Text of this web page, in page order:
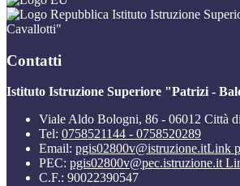
Istituto Istruzione
Cavallotti"
Contatti
Istituto Istruzione Superiore "Patrizi -
Viale Aldo Bologni, 86 - 06012 Città
Tel: 0758521144 - 0758520289
Email: pgis02800v@istruzione.itLink
PEC: pgis02800v@pec.istruzione.it
C.F.: 90022390547